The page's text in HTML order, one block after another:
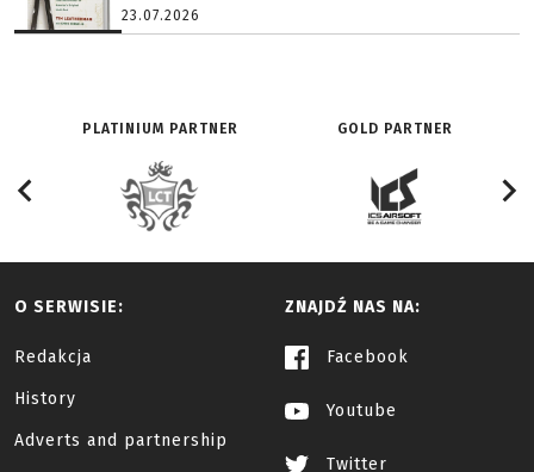
23.07.2026
PLATINIUM PARTNER GOLD PARTNER
O SERWISIE:
Redakcja
History
Adverts and partnership
ZNAJDŹ NAS NA:
Facebook
Youtube
Twitter